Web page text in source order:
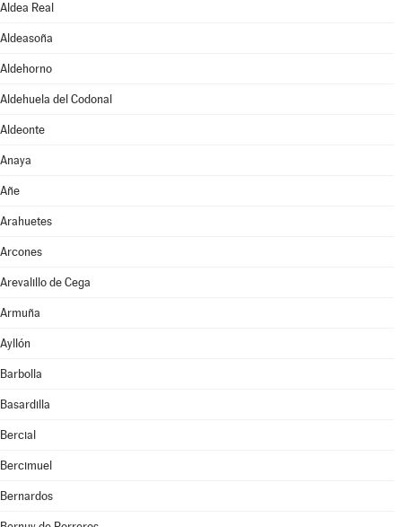
Aldea Real
Aldeasoña
Aldehorno
Aldehuela del Codonal
Aldeonte
Anaya
Añe
Arahuetes
Arcones
Arevalillo de Cega
Armuña
Ayllón
Barbolla
Basardilla
Bercial
Bercimuel
Bernardos